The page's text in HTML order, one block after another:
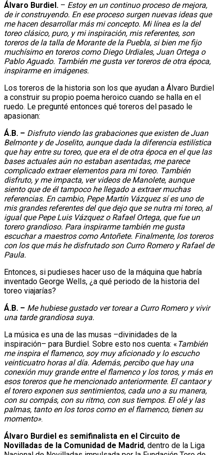
Álvaro Burdiel. – Estoy en un continuo proceso de mejora,
de ir construyendo. En ese proceso surgen nuevas ideas que
me hacen desarrollar más mi concepto. Mi línea es la del
toreo clásico, puro, y mi inspiración, mis referentes, son
toreros de la talla de Morante de la Puebla, si bien me fijo
muchísimo en toreros como Diego Urdiales, Juan Ortega o
Pablo Aguado. También me gusta ver toreros de otra época,
inspirarme en imágenes.
Los toreros de la historia son los que ayudan a Álvaro Burdiel
a construir su propio poema heroico cuando se halla en el
ruedo. Le pregunté entonces qué toreros del pasado le
apasionan:
Á.B. – Disfruto viendo las grabaciones que existen de Juan
Belmonte y de Joselito, aunque dada la diferencia estilística
que hay entre su toreo, que era el de otra época en el que las
bases actuales aún no estaban asentadas, me parece
complicado extraer elementos para mi toreo. También
disfruto, y me impacta, ver videos de Manolete, aunque
siento que de él tampoco he llegado a extraer muchas
referencias. En cambio, Pepe Martín Vázquez sí es uno de
mis grandes referentes del que dejo que se nutra mi toreo, al
igual que Pepe Luis Vázquez o Rafael Ortega, que fue un
torero grandioso. Para inspirarme también me gusta
escuchar a maestros como Antoñete. Finalmente, los toreros
con los que más he disfrutado son Curro Romero y Rafael de
Paula.
Entonces, si pudieses hacer uso de la máquina que habría
inventado George Wells, ¿a qué periodo de la historia del
toreo viajarías?
Á.B. – Me hubiese gustado ver torear a Curro Romero y vivir
una tarde grandiosa suya.
La música es una de las musas –divinidades de la
inspiración– para Burdiel. Sobre esto nos cuenta: « También
me inspira el flamenco, soy muy aficionado y lo escucho
veinticuatro horas al día. Además, percibo que hay una
conexión muy grande entre el flamenco y los toros, y más en
esos toreros que he mencionado anteriormente. El cantaor y
el torero exponen sus sentimientos, cada uno a su manera,
con su compás, con su ritmo, con sus tiempos. El olé y las
palmas, tanto en los toros como en el flamenco, tienen su
momento».
Álvaro Burdiel es semifinalista en el Circuito de
Novilladas de la Comunidad de Madrid, dentro de la Liga